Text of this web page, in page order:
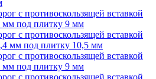
с противоскользящей вставкой
мм под плитку 9 мм
с противоскользящей вставкой
мм под плитку 10,5 мм
с противоскользящей вставкой
мм под плитку 9 мм
с противоскользящей вставкой